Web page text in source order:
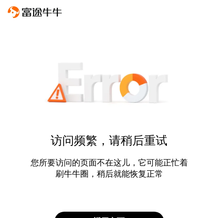
访问频繁，请稍后重试
您所要访问的页面不在这儿，它可能正忙着
刷牛牛圈，稍后就能恢复正常